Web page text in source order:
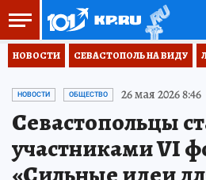
НОВОСТИ СЕВАСТОПОЛЬ НА ВИДУ
НОВОСТИ ОБЩЕСТВО 26 мая 2026 8:46
Севастопольцы
участниками VI